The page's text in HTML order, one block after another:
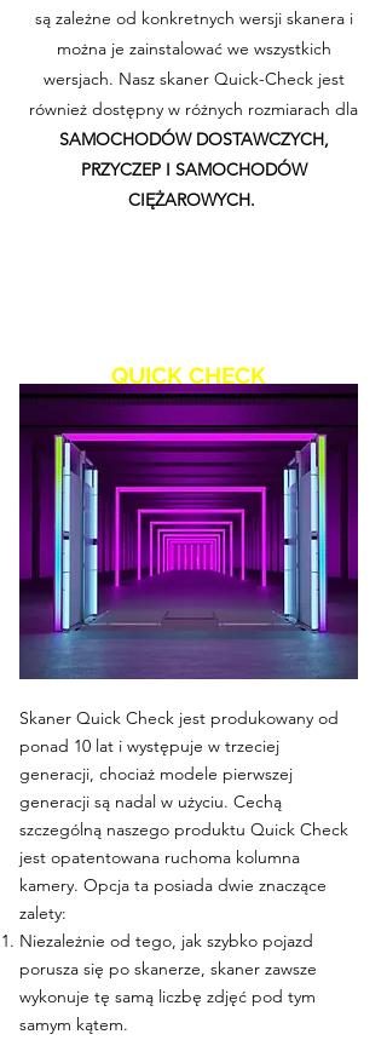
są zależne od konkretnych wersji skanera i
można je zainstalować we wszystkich
wersjach. Nasz skaner Quick-Check jest
również dostępny w różnych rozmiarach dla
SAMOCHODÓW DOSTAWCZYCH,
PRZYCZEP I SAMOCHODÓW
CIĘŻAROWYCH.
Skaner Quick Check jest produkowany od
ponad 10 lat i występuje w trzeciej
generacji, chociaż modele pierwszej
generacji są nadal w użyciu. Cechą
szczególną naszego produktu Quick Check
jest opatentowana ruchoma kolumna
kamery. Opcja ta posiada dwie znaczące
zalety:
Niezależnie od tego, jak szybko pojazd
porusza się po skanerze, skaner zawsze
wykonuje tę samą liczbę zdjęć pod tym
samym kątem.
QUICK CHECK